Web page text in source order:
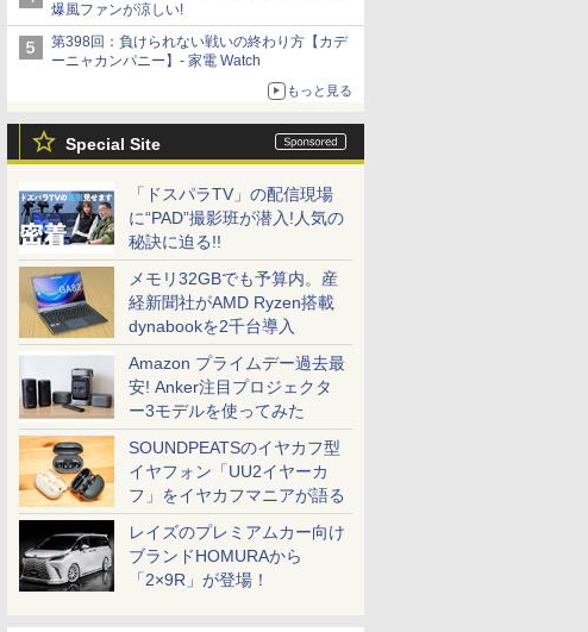
爆風ファンが涼しい!
第398回：負けられない戦いの終わり方【カデ
ーニャカンパニー】- 家電 Watch
もっと見る
Special Site
「ドスパラTV」の配信現場
に“PAD”撮影班が潜入!人気の
秘訣に迫る!!
メモリ32GBでも予算内。産
経新聞社がAMD Ryzen搭載
dynabookを2千台導入
Amazon プライムデー過去最
安! Anker注目プロジェクタ
ー3モデルを使ってみた
SOUNDPEATSのイヤカフ型
イヤフォン「UU2イヤーカ
フ」をイヤカフマニアが語る
レイズのプレミアムカー向け
ブランドHOMURAから
「2×9R」が登場！